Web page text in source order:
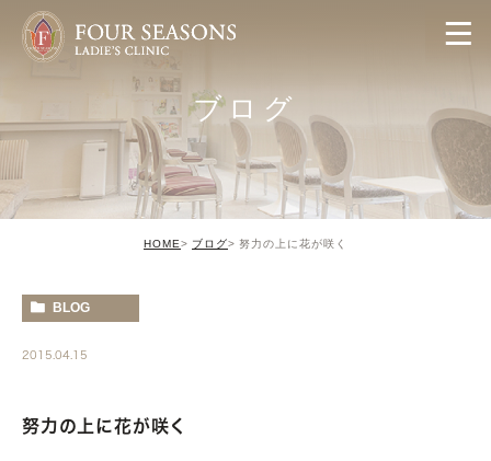
ブログ
HOME ブログ 努力の上に花が咲く
BLOG
2015.04.15
努力の上に花が咲く